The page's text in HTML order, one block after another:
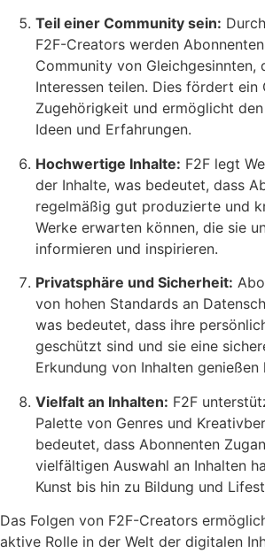
Teil einer Community sein:
F2F-Creators werden
Community von Gleichgesinnten,
Interessen teilen. Dies fördert ein
Zugehörigkeit und ermöglicht
Ideen und Erfahrungen.
Hochwertige Inhalte: F2F legt
der Inhalte, was bedeutet, dass
regelmäßig gut produzierte und
Werke erwarten können, die sie
informieren und inspirieren.
Privatsphäre und Sicherheit:
von hohen Standards an
was bedeutet, dass ihre
geschützt sind und sie eine
Erkundung von Inhalten genießen
Vielfalt an Inhalten: F2F
Palette von Genres und
bedeutet, dass Abonnenten
vielfältigen Auswahl an Inhalten
Kunst bis hin zu Bildung und
Das Folgen von F2F-Creators
aktive Rolle in der Welt der digitalen